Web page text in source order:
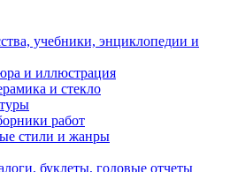
учебники, энциклопедии и
и иллюстрация
и стекло
работ
стили и жанры
буклеты, годовые отчеты